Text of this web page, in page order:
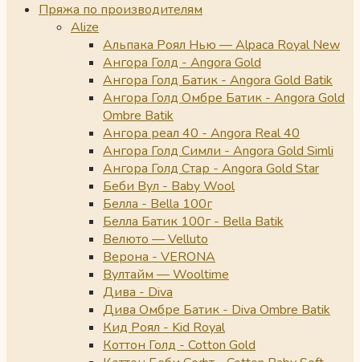
Пряжа по производителям
Alize
Альпака Роял Нью — Alpaca Royal New
Ангора Голд - Angora Gold
Ангора Голд Батик - Angora Gold Batik
Ангора Голд Омбре Батик - Angora Gold
Ombre Batik
Ангора реал 40 - Angora Real 40
Ангора Голд Симли - Angora Gold Simli
Ангора Голд Стар - Angora Gold Star
Беби Вул - Baby Wool
Белла - Bella 100г
Белла Батик 100г - Bella Batik
Велюто — Velluto
Верона - VERONA
Вултайм — Wooltime
Дива - Diva
Дива Омбре Батик - Diva Ombre Batik
Кид Роял - Kid Royal
Коттон Голд - Cotton Gold